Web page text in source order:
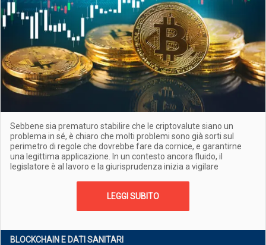
Sebbene sia prematuro stabilire che le criptovalute siano un
problema in sé, è chiaro che molti problemi sono già sorti sul
perimetro di regole che dovrebbe fare da cornice, e garantirne
una legittima applicazione. In un contesto ancora fluido, il
legislatore è al lavoro e la giurisprudenza inizia a vigilare
LEGGI SUBITO
BLOCKCHAIN E DATI SANITARI